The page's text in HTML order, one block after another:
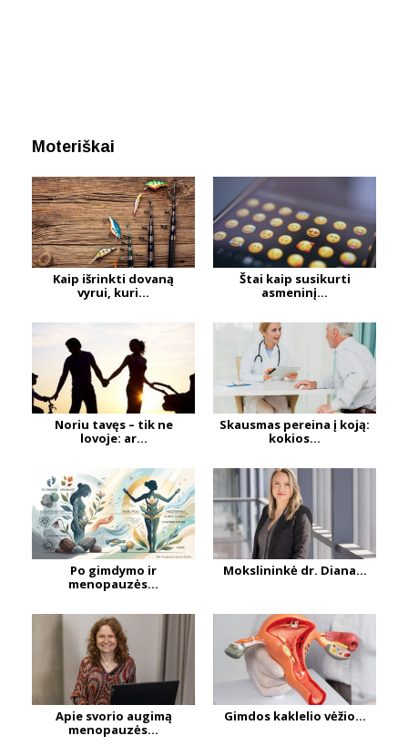
Moteriškai
Kaip išrinkti dovaną
vyrui, kuri...
Štai kaip susikurti
asmeninį...
Noriu tavęs – tik ne
lovoje: ar...
Skausmas pereina į koją:
kokios...
Po gimdymo ir
menopauzės...
Mokslininkė dr. Diana...
Apie svorio augimą
menopauzės...
Gimdos kaklelio vėžio...